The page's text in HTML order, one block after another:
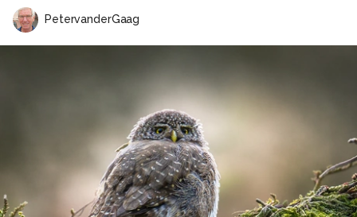
PetervanderGaag